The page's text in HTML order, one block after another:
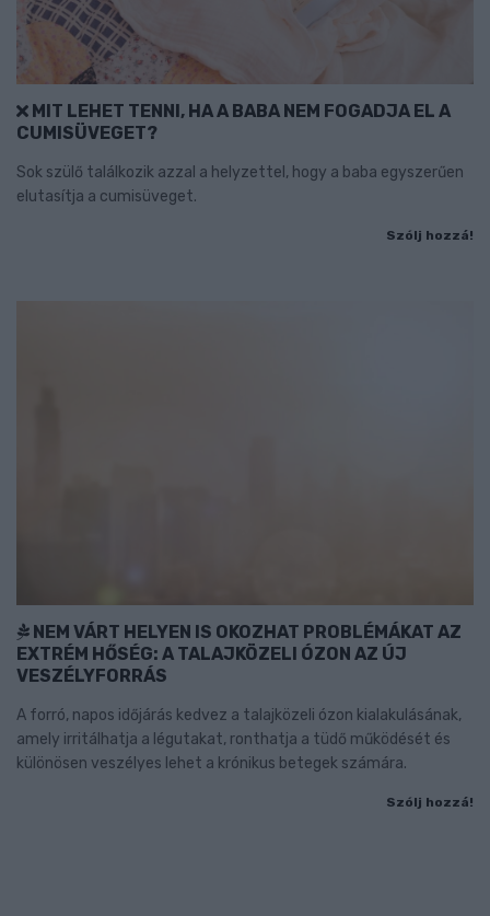
MIT LEHET TENNI, HA A BABA NEM FOGADJA EL A
CUMISÜVEGET?
Sok szülő találkozik azzal a helyzettel, hogy a baba egyszerűen
elutasítja a cumisüveget.
Szólj hozzá!
NEM VÁRT HELYEN IS OKOZHAT PROBLÉMÁKAT AZ
EXTRÉM HŐSÉG: A TALAJKÖZELI ÓZON AZ ÚJ
VESZÉLYFORRÁS
A forró, napos időjárás kedvez a talajközeli ózon kialakulásának,
amely irritálhatja a légutakat, ronthatja a tüdő működését és
különösen veszélyes lehet a krónikus betegek számára.
Szólj hozzá!